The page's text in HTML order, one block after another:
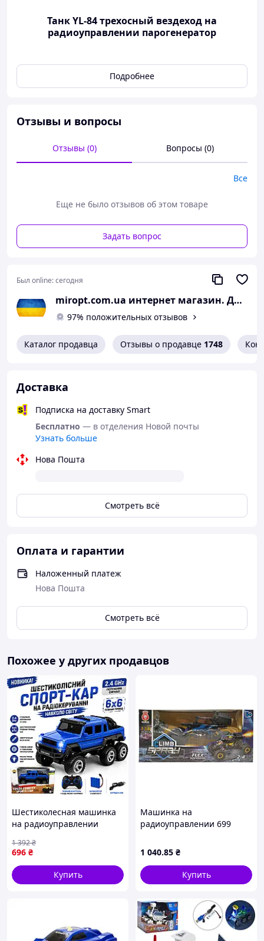
Танк YL-84 трехосный вездеход на
радиоуправлении парогенератор
Футуристическаямодель танка, которая работает от
движения,
парогенератор, который делает игру более
преодолеть любые препятствия.
движение
поворотывлево/вправо, в стороны,
вращение
на 360 градусов
режим " Демонстрация"!
машинаработает отаккумуляторной
управление : вперед/назад, влево/вправо, в
стороны, вращение на 360 градусов;
роликовыеколеса;
подсветка;
оснащенпарогенератором;
режим "Демонстрация
пультуправления 27 Mhz работает от2-х
батареек типа "АА" (в комплект не входят).
Комплектация:
пульт управления;
аккумулятор 600мАн;
фирменная упаковка
предоставленного на фото!
Подробнее
Отзывы и вопросы
Отзывы (0) Вопросы (0)
Все
Еще не было отзывов об этом товаре
Задать вопрос
Был online:сегодня
miropt.com.ua интернет магазин. Доставка по Украине 1-2 дня
97% положительных отзывов
Каталог продавца Отзывы о продавце 1748
Доставка
Подписка на доставку Smart
Бесплатно — в отделения Новой почты
Узнать больше
Нова Пошта
Смотреть всё
Оплата и гарантии
Наложенный платеж
Нова Пошта
Смотреть всё
Похожее у других продавцов
Шестиколесная машинка
на радиоуправлении
ГГц, детский полицейский
джип на аккумуляторе |
APEX
696 ₴
1 392₴
Купить
Машинка на
радиоуправлении 699
1 040.85 ₴
Купить